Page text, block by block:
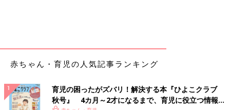
赤ちゃん・育児の人気記事ランキング
育児の困ったがズバリ！解決する本『ひよこクラブ
秋号』 4カ月～2才になるまで、育児に役立つ情報が